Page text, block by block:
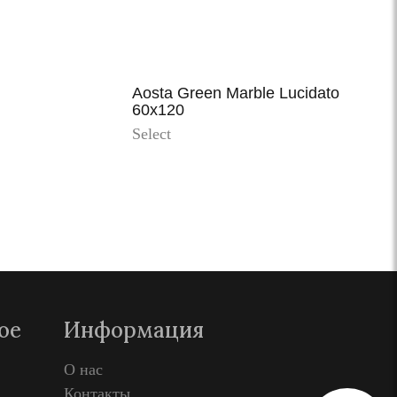
Aosta Green Marble Lucidato
60x120
Select
Информация
О нас
Контакты